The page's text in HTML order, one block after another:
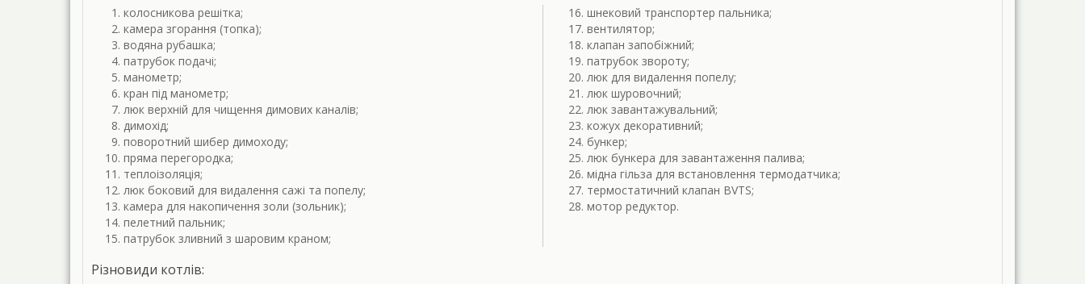
колосникова решітка;
камера згорання (топка);
водяна рубашка;
патрубок подачі;
манометр;
кран під манометр;
люк верхній для чищення димових каналів;
димохід;
поворотний шибер димоходу;
пряма перегородка;
теплоізоляція;
люк боковий для видалення сажі та попелу;
камера для накопичення золи (зольник);
пелетний пальник;
патрубок зливний з шаровим краном;
шнековий транспортер пальника;
вентилятор;
клапан запобіжний;
патрубок звороту;
люк для видалення попелу;
люк шуровочний;
люк завантажувальний;
кожух декоративний;
бункер;
люк бункера для завантаження палива;
мідна гільза для встановлення термодатчика;
термостатичний клапан BVTS;
мотор редуктор.
Різновиди котлів: